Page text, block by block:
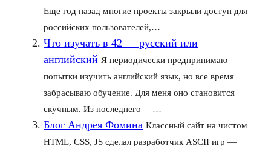
Еще год назад многие проекты закрыли доступ для
российских пользователей,…
Что изучать в 42 — русский или
английский Я периодически предпринимаю
попытки изучить английский язык, но все время
забрасываю обучение. Для меня оно становится
скучным. Из последнего —…
Блог Андрея Фомина Классный сайт на чистом
HTML, CSS, JS сделал разработчик ASCII игр —